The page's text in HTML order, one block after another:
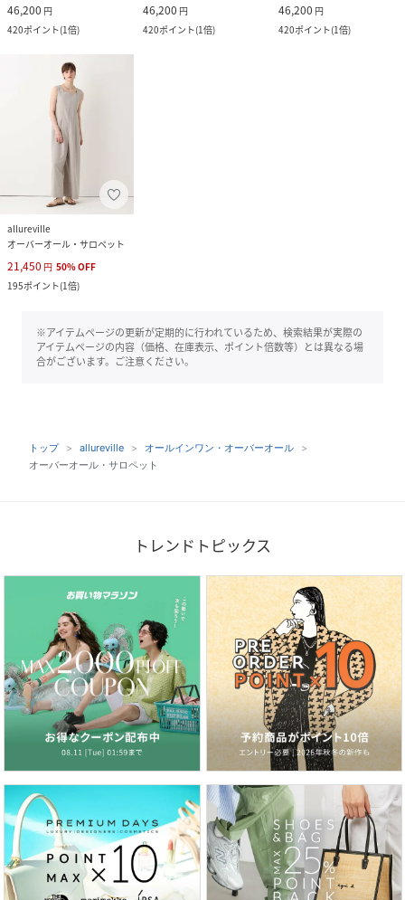
46,200 円
420ポイント(1倍)
46,200 円
420ポイント(1倍)
46,200 円
420ポイント(1倍)
allureville
オーバーオール・サロペット
21,450 円 50%OFF
195ポイント(1倍)
※アイテムページの更新が定期的に行われているため、検索結果が実際の
アイテムページの内容（価格、在庫表示、ポイント倍数等）とは異なる場
合がございます。ご注意ください。
トップ allureville
オールインワン・オーバーオール
オーバーオール・サロペット
トレンドトピックス